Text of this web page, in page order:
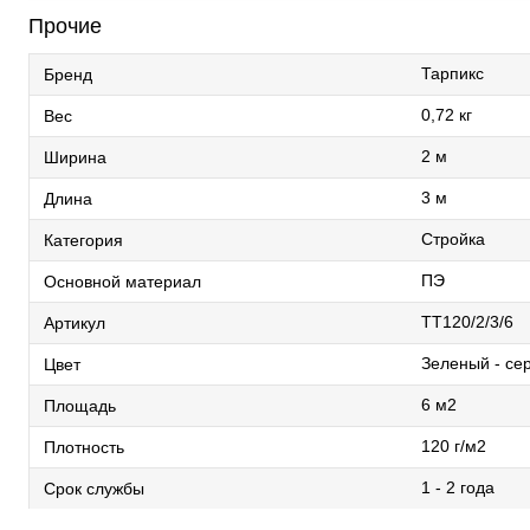
Прочие
Бренд Тарпикс
Вес 0,72 кг
Ширина 2 м
Длина 3 м
Категория Стройка
Основной материал ПЭ
Артикул ТТ120/2/3/6
Цвет Зеленый -
Площадь 6 м2
Плотность 120 г/м2
Срок службы 1 - 2 года